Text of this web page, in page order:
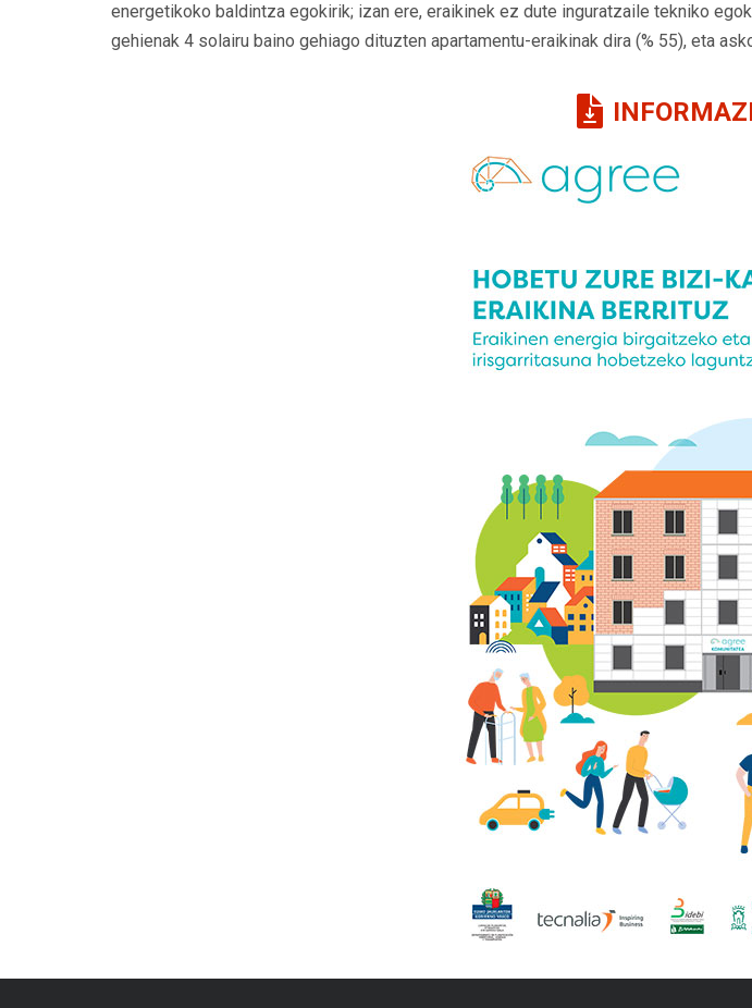
energetikoko baldintza egokirik; izan ere, eraikinek ez dute inguratzaile tekniko
gehienak 4 solairu baino gehiago dituzten apartamentu-eraikinak dira (% 55), eta